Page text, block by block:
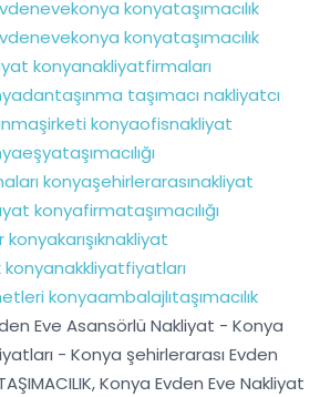
konyataşımacılık
konyataşımacılık
konyanakliyatfirmaları
taşımacı nakliyatcı
konyaofisnakliyat
konyaşehirlerarasınakliyat
konyafirmataşımacılığı
konyakarışıknakliyat
konyanakkliyatfiyatları
konyaambalajlıtaşımacılık
Eve Asansörlü Nakliyat - Konya
- Konya şehirlerarası Evden
Konya Evden Eve Nakliyat